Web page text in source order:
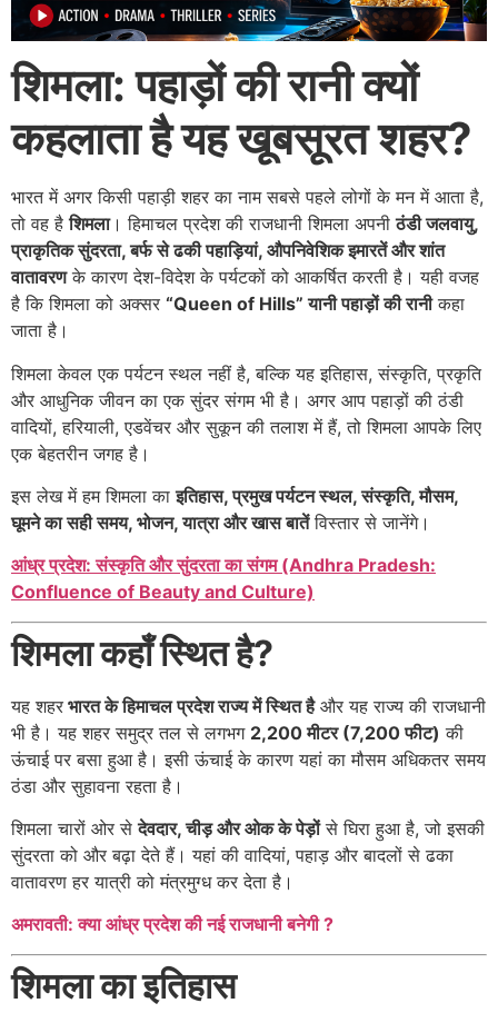
शिमला: पहाड़ों की रानी क्यों
कहलाता है यह खूबसूरत शहर?
भारत में अगर किसी पहाड़ी शहर का नाम सबसे पहले लोगों के मन में आता है,
तो वह हैशिमला। हिमाचल प्रदेश की राजधानी शिमला अपनीठंडी जलवायु,
प्राकृतिक सुंदरता, बर्फ से ढकी पहाड़ियां, औपनिवेशिक इमारतें और शांत
वातावरणके कारण देश-विदेश के पर्यटकों को आकर्षित करती है। यही वजह
है कि शिमला को अक्सर “Queen of Hills” यानी पहाड़ों की रानीकहा
जाता है।
शिमला केवल एक पर्यटन स्थल नहीं है, बल्कि यह इतिहास, संस्कृति, प्रकृति
और आधुनिक जीवन का एक सुंदर संगम भी है। अगर आप पहाड़ों की ठंडी
वादियों, हरियाली, एडवेंचर और सुकून की तलाश में हैं, तो शिमला आपके लिए
एक बेहतरीन जगह है।
इस लेख में हम शिमला काइतिहास, प्रमुख पर्यटन स्थल, संस्कृति, मौसम,
घूमने का सही समय, भोजन, यात्रा और खास बातेंविस्तार से जानेंगे।
आंध्र प्रदेश: संस्कृति और सुंदरता का संगम (Andhra Pradesh:
Confluence of Beauty and Culture)
शिमला कहाँ स्थित है?
यह शहर भारत के हिमाचल प्रदेश राज्य में स्थित हैऔर यह राज्य की राजधानी
भी है। यह शहर समुद्र तल से लगभग 2,200 मीटर (7,200 फीट) की
ऊंचाई पर बसा हुआ है। इसी ऊंचाई के कारण यहां का मौसम अधिकतर समय
ठंडा और सुहावना रहता है।
शिमला चारों ओर सेदेवदार, चीड़ और ओक के पेड़ोंसे घिरा हुआ है, जो इसकी
सुंदरता को और बढ़ा देते हैं। यहां की वादियां, पहाड़ और बादलों से ढका
वातावरण हर यात्री को मंत्रमुग्ध कर देता है।
अमरावती: क्या आंध्र प्रदेश की नई राजधानी बनेगी ?
शिमला का इतिहास